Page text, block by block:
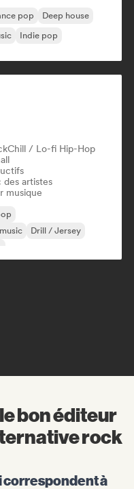
pop
Deep house
Indie pop
Chill / Lo-fi Hip-Hop
des artistes
musique
Drill / Jersey
bon éditeur
rock
correspondent à